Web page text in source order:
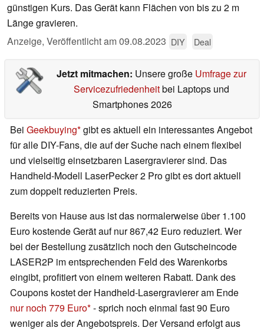
günstigen Kurs. Das Gerät kann Flächen von bis zu 2 m
Länge gravieren.
Anzeige, Veröffentlicht am09.08.2023 DIY Deal
Jetzt mitmachen: Unsere große Umfrage zur
Servicezufriedenheitbei Laptops und
Smartphones 2026
Bei Geekbuying gibt es aktuell ein interessantes Angebot
für alle DIY-Fans, die auf der Suche nach einem flexibel
und vielseitig einsetzbaren Lasergravierer sind. Das
Handheld-Modell LaserPecker 2 Pro gibt es dort aktuell
zum doppelt reduzierten Preis.
Bereits von Hause aus ist das normalerweise über 1.100
Euro kostende Gerät auf nur 867,42 Euro reduziert. Wer
bei der Bestellung zusätzlich noch den Gutscheincode
LASER2P im entsprechenden Feld des Warenkorbs
eingibt, profitiert von einem weiteren Rabatt. Dank des
Coupons kostet der Handheld-Lasergravierer am Ende
nur noch 779 Euro - sprich noch einmal fast 90 Euro
weniger als der Angebotspreis. Der Versand erfolgt aus